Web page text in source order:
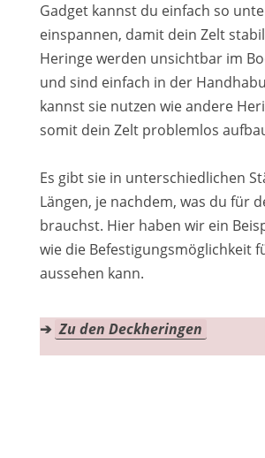
Gadget kannst du einfach so
einspannen, damit dein Zelt
Heringe werden unsichtbar im
und sind einfach in der
kannst sie nutzen wie andere
somit dein Zelt problemlos
Es gibt sie in unterschiedlichen
Längen, je nachdem, was du für
brauchst. Hier haben wir ein
wie die Befestigungsmöglichkeit
aussehen kann.
➔ Zu den Deckheringen